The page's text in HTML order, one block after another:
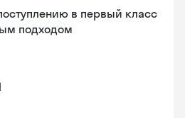
в первый класс
подходом